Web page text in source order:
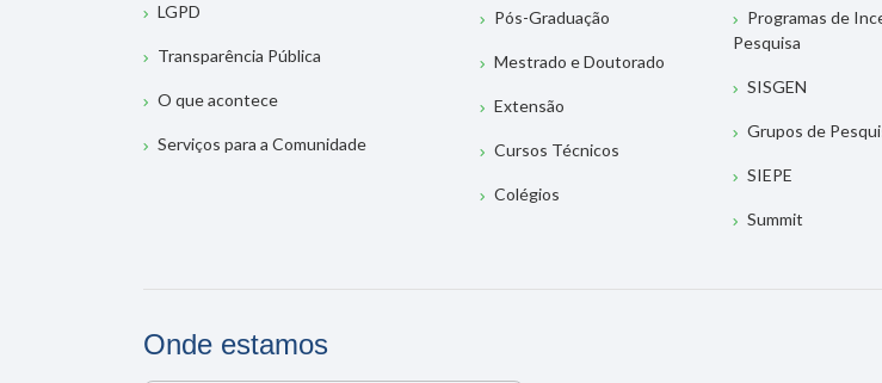
LGPD
Transparência Pública
O que acontece
Serviços para a Comunidade
Pós-Graduação
Mestrado e Doutorado
Extensão
Cursos Técnicos
Colégios
Programas de
Pesquisa
SISGEN
Grupos de
SIEPE
Summit
Onde estamos